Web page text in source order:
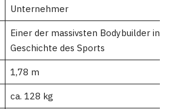
Unternehmer
Einer der massivsten Bodybuilder in
Geschichte des Sports
1,78 m
ca. 128 kg